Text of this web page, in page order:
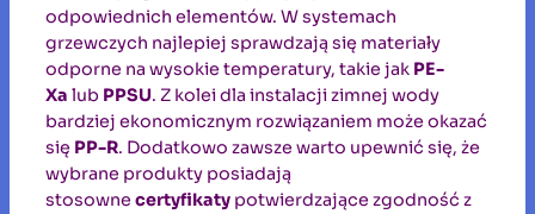
odpowiednich elementów. W systemach
grzewczych najlepiej sprawdzają się materiały
odporne na wysokie temperatury, takie jak PE-
Xa lub PPSU. Z kolei dla instalacji zimnej wody
bardziej ekonomicznym rozwiązaniem może okazać
się PP-R. Dodatkowo zawsze warto upewnić się, że
wybrane produkty posiadają
stosowne certyfikaty potwierdzające zgodność z